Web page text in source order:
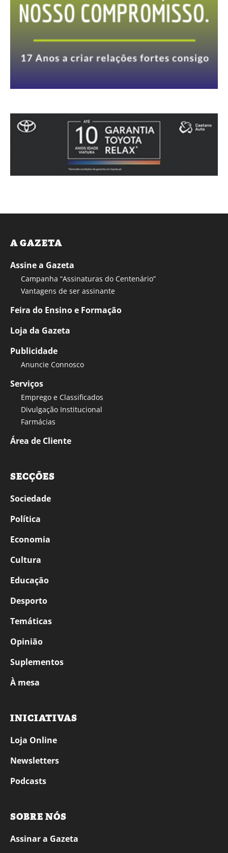
A GAZETA
Assine a Gazeta
Campanha “Assinaturas do Centenário”
Vantagens de ser assinante
Feira do Ensino e Formação
Loja da Gazeta
Publicidade
Anuncie Connosco
Serviços
Emprego e Classificados
Divulgação Institucional
Farmácias
Área de Cliente
SECÇÕES
Sociedade
Política
Economia
Cultura
Educação
Desporto
Temáticas
Opinião
Suplementos
À mesa
INICIATIVAS
Loja Online
Newsletters
Podcasts
SOBRE NÓS
Assinar a Gazeta